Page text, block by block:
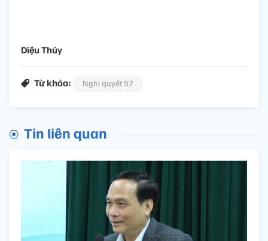
Diệu Thúy
Từ khóa: Nghị quyết 57
Tin liên quan